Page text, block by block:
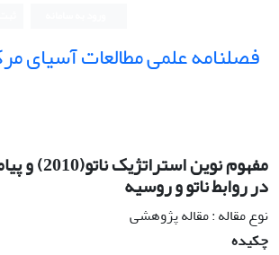
فصلنامه علمی مطالعات آسیای
مفهوم نوین
در روابط ناتو و روسیه
نوع مقاله : مقاله پژوهشی
چکیده